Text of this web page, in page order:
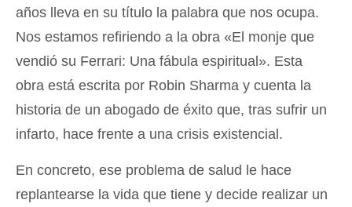
años lleva en su título la palabra que nos ocupa.
Nos estamos refiriendo a la obra «El monje que
vendió su Ferrari: Una fábula espiritual». Esta
obra está escrita por Robin Sharma y cuenta la
historia de un abogado de éxito que, tras sufrir un
infarto, hace frente a una crisis existencial.
En concreto, ese problema de salud le hace
replantearse la vida que tiene y decide realizar un